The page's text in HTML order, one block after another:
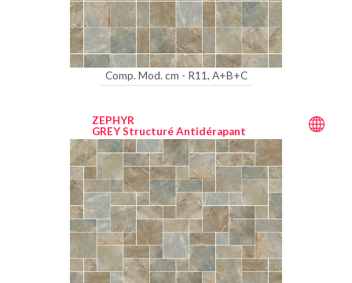
Comp. Mod. cm - R11, A+B+C
ZEPHYR
GREY Structuré Antidérapant